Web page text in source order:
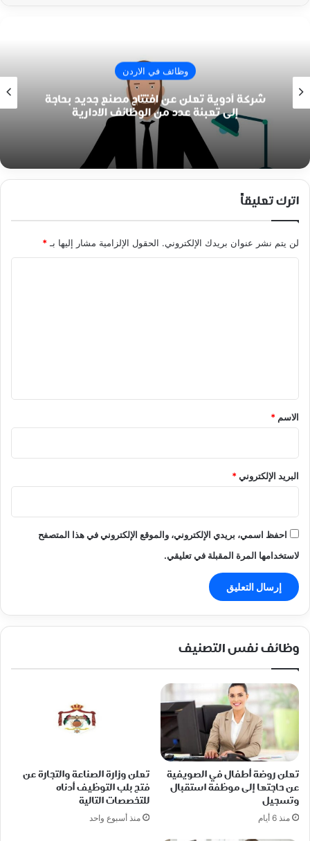
وظائف في الاردن
شركة أدوية تعلن عن افتتاح مصنع جديد بحاجة
إلى تعبئة عدد من الوظائف الادارية
اترك تعليقاً
لن يتم نشر عنوان بريدك الإلكتروني. الحقول الإلزامية مشار إليها بـ *
*
الاسم *
البريد الإلكتروني*
احفظ اسمي، بريدي الإلكتروني، والموقع الإلكتروني في هذا المتصفح
لاستخدامها المرة المقبلة في تعليقي.
وظائف نفس التصنيف
تعلن روضة أطفال في الصويفية
عن حاجتها إلى موظفة استقبال
وتسجيل
منذ 6 أيام
تعلن وزارة الصناعة والتجارة عن
فتح بلب التوظيف أدناه
للتخصصات التالية
منذ أسبوع واحد